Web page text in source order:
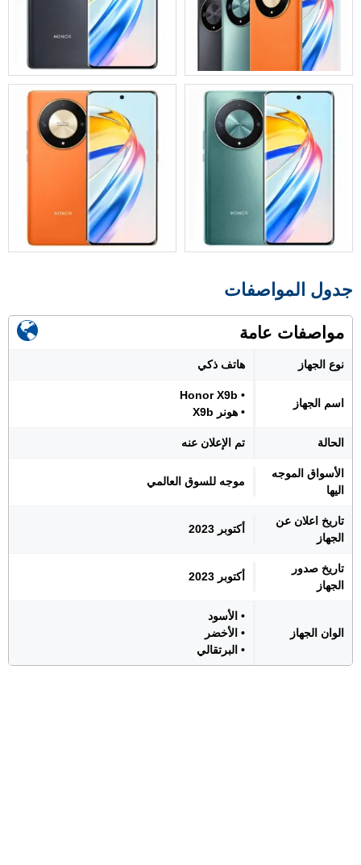
جدول المواصفات
مواصفات عامة
نوع الجهاز هاتف ذكي
اسم الجهاز
• Honor X9b
• هونر X9b
الحالة تم الإعلان عنه
الأسواق الموجه
اليها
موجه للسوق العالمي
تاريخ اعلان عن
الجهاز
أكتوبر 2023
تاريخ صدور
الجهاز
أكتوبر 2023
الوان الجهاز
• الأسود
• الأخضر
• البرتقالي